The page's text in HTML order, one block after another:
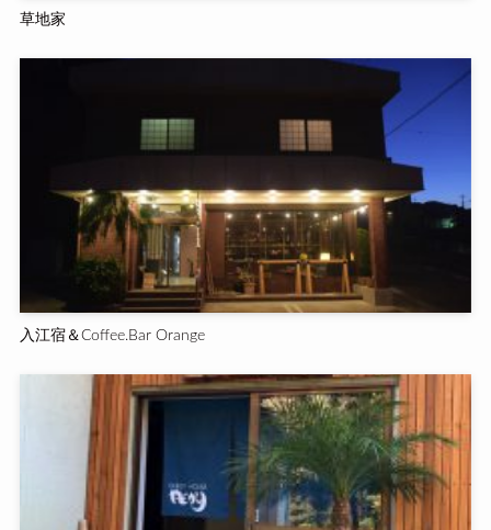
草地家
入江宿＆Coffee.Bar Orange